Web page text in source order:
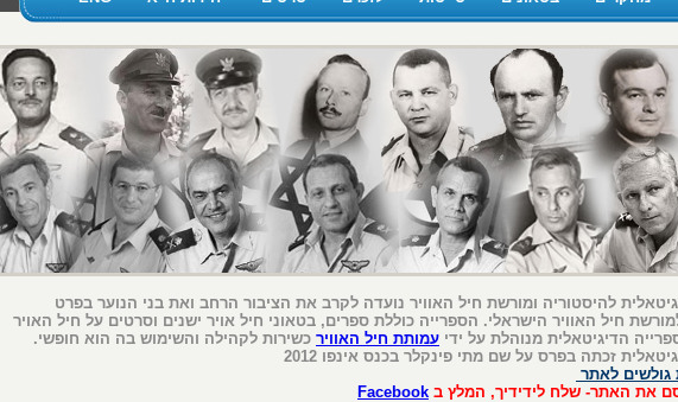
להיסטוריה ומורשת חיל האוויר נועדה לקרב את הציבור הרחב ואת בני הנוער בפרט
חיל האוויר הישראלי. הספרייה כוללת ספרים, בטאוני חיל אויר ישנים וסרטים על חיל האויר
הדיגיטאלית מנוהלת על ידי עמותת חיל האוויר כשירות לקהילה והשימוש בה הוא חופשי.
זכתה בפרס על שם מתי פינקלר בכנס אינפו 2012
גולשים לאתר
את האתר- שלח לידידיך, המלץ ב Facebook